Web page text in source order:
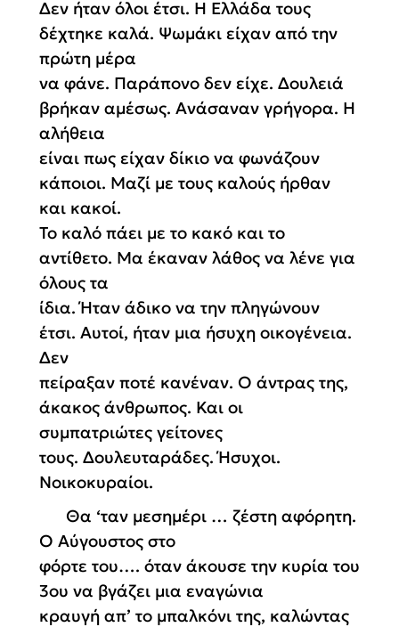
Δεν ήταν όλοι έτσι. Η Ελλάδα τους
δέχτηκε καλά. Ψωμάκι είχαν από την
πρώτη μέρα
να φάνε. Παράπονο δεν είχε. Δουλειά
βρήκαν αμέσως. Ανάσαναν γρήγορα. Η
αλήθεια
είναι πως είχαν δίκιο να φωνάζουν
κάποιοι. Μαζί με τους καλούς ήρθαν
και κακοί.
Το καλό πάει με το κακό και το
αντίθετο. Μα έκαναν λάθος να λένε για
όλους τα
ίδια. Ήταν άδικο να την πληγώνουν
έτσι. Αυτοί, ήταν μια ήσυχη οικογένεια.
Δεν
πείραξαν ποτέ κανέναν. Ο άντρας της,
άκακος άνθρωπος. Και οι
συμπατριώτες γείτονες
τους. Δουλευταράδες. Ήσυχοι.
Νοικοκυραίοι.
Θα ‘ταν μεσημέρι … ζέστη αφόρητη.
Ο Αύγουστος στο
φόρτε του…. όταν άκουσε την κυρία του
3ου να βγάζει μια εναγώνια
κραυγή απ’ το μπαλκόνι της, καλώντας